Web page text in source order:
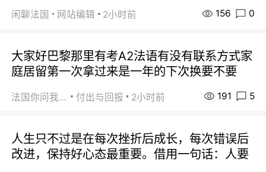
闲聊法国 网站编辑 2小时前 156 0
大家好巴黎那里有考A2法语有没有联系方式家
庭居留第一次拿过来是一年的下次换要不要
法国你问我答 付出与回报 2小时前 191 5
人生只不过是在每次挫折后成长，每次错误后
改进，保持好心态最重要。借用一句话：人要